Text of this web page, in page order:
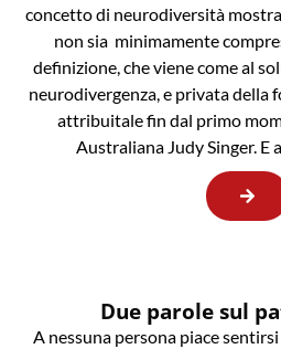
concetto di neurodiversità
non sia minimamente
definizione, che viene come al
neurodivergenza, e privata della
attribuitale fin dal primo
Australiana Judy Singer. E
Due parole sul
A nessuna persona piace